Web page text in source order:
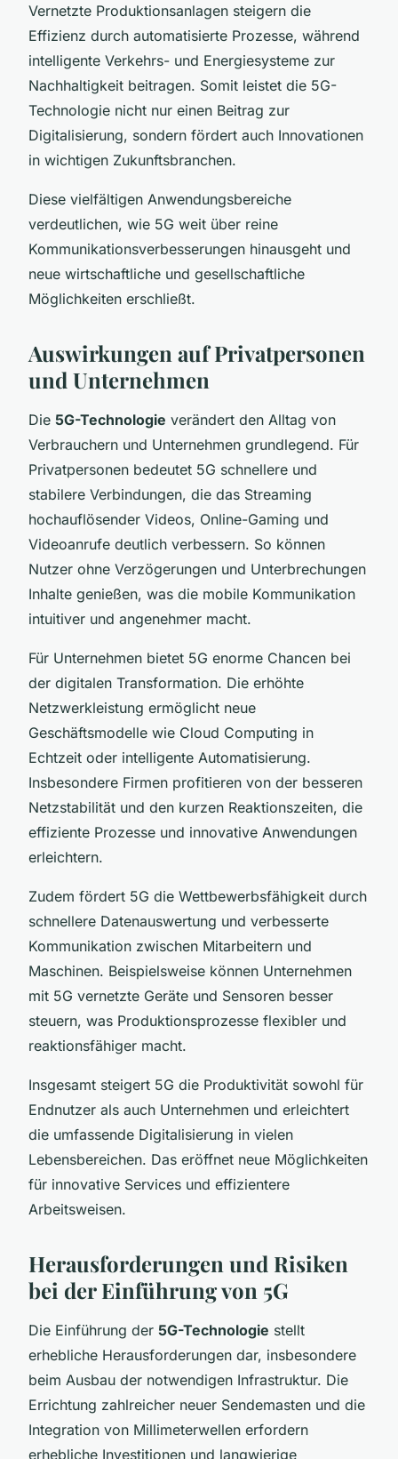
Vernetzte Produktionsanlagen steigern die
Effizienz durch automatisierte Prozesse, während
intelligente Verkehrs- und Energiesysteme zur
Nachhaltigkeit beitragen. Somit leistet die 5G-
Technologie nicht nur einen Beitrag zur
Digitalisierung, sondern fördert auch Innovationen
in wichtigen Zukunftsbranchen.
Diese vielfältigen Anwendungsbereiche
verdeutlichen, wie 5G weit über reine
Kommunikationsverbesserungen hinausgeht und
neue wirtschaftliche und gesellschaftliche
Möglichkeiten erschließt.
Auswirkungen auf Privatpersonen
und Unternehmen
Die 5G-Technologie verändert den Alltag von
Verbrauchern und Unternehmen grundlegend. Für
Privatpersonen bedeutet 5G schnellere und
stabilere Verbindungen, die das Streaming
hochauflösender Videos, Online-Gaming und
Videoanrufe deutlich verbessern. So können
Nutzer ohne Verzögerungen und Unterbrechungen
Inhalte genießen, was die mobile Kommunikation
intuitiver und angenehmer macht.
Für Unternehmen bietet 5G enorme Chancen bei
der digitalen Transformation. Die erhöhte
Netzwerkleistung ermöglicht neue
Geschäftsmodelle wie Cloud Computing in
Echtzeit oder intelligente Automatisierung.
Insbesondere Firmen profitieren von der besseren
Netzstabilität und den kurzen Reaktionszeiten, die
effiziente Prozesse und innovative Anwendungen
erleichtern.
Zudem fördert 5G die Wettbewerbsfähigkeit durch
schnellere Datenauswertung und verbesserte
Kommunikation zwischen Mitarbeitern und
Maschinen. Beispielsweise können Unternehmen
mit 5G vernetzte Geräte und Sensoren besser
steuern, was Produktionsprozesse flexibler und
reaktionsfähiger macht.
Insgesamt steigert 5G die Produktivität sowohl für
Endnutzer als auch Unternehmen und erleichtert
die umfassende Digitalisierung in vielen
Lebensbereichen. Das eröffnet neue Möglichkeiten
für innovative Services und effizientere
Arbeitsweisen.
Herausforderungen und Risiken
bei der Einführung von 5G
Die Einführung der 5G-Technologie stellt
erhebliche Herausforderungen dar, insbesondere
beim Ausbau der notwendigen Infrastruktur. Die
Errichtung zahlreicher neuer Sendemasten und die
Integration von Millimeterwellen erfordern
erhebliche Investitionen und langwierige